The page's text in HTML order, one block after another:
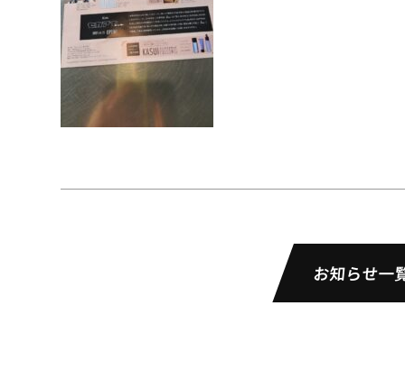
お知らせ一